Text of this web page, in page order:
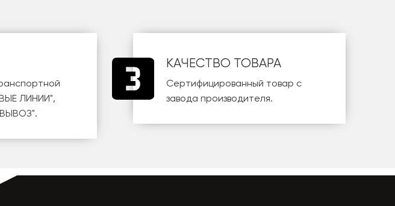
ЛИНИИ",
".
КАЧЕСТВО ТОВАРА
Сертифицированный товар с
завода производителя.